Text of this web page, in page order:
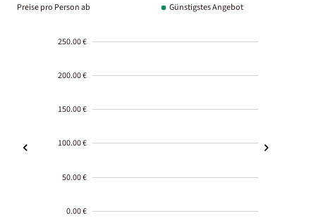
Preise pro Person ab Günstigstes Angebot
250.00 €
200.00 €
150.00 €
100.00 €
50.00 €
0.00 €